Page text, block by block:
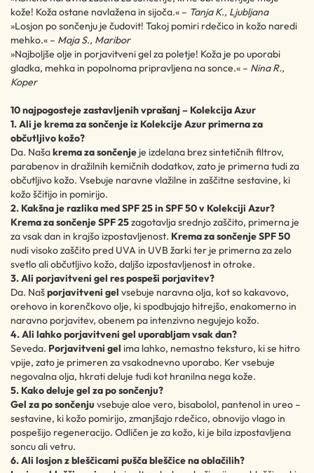
kože! Koža ostane navlažena in sijoča.« – Tanja K., Ljubljana
»Losjon po sončenju je čudovit! Takoj pomiri rdečico in kožo naredi
mehko.« – Maja S., Maribor
»Najboljše olje in porjavitveni gel za poletje! Koža je po uporabi
gladka, mehka in popolnoma pripravljena na sonce.« – Nina R.,
Koper
10 najpogosteje zastavljenih vprašanj – Kolekcija Azur
1. Ali je krema za sončenje iz Kolekcije Azur primerna za
občutljivo kožo?
Da. Našakrema za sončenje je izdelana brez sintetičnih filtrov,
parabenov in dražilnih kemičnih dodatkov, zato je primerna tudi za
občutljivo kožo. Vsebuje naravne vlažilne in zaščitne sestavine, ki
kožo ščitijo in pomirijo.
2. Kakšna je razlika med SPF 25 in SPF 50 v Kolekciji Azur?
Krema za sončenje SPF 25zagotavlja srednjo zaščito, primerna je
za vsak dan in krajšo izpostavljenost. Krema za sončenje SPF 50
nudi visoko zaščito pred UVA in UVB žarki ter je primerna za zelo
svetlo ali občutljivo kožo, daljšo izpostavljenost in otroke.
3. Ali porjavitveni gel res pospeši porjavitev?
Da. Našporjavitveni gel vsebuje naravna olja, kot so kakavovo,
orehovo in korenčkovo olje, ki spodbujajo hitrejšo, enakomerno in
naravno porjavitev, obenem pa intenzivno negujejo kožo.
4. Ali lahko porjavitveni gel uporabljam vsak dan?
Seveda. Porjavitveni gel ima lahko, nemastno teksturo, ki se hitro
vpije, zato je primeren za vsakodnevno uporabo. Ker vsebuje
negovalna olja, hkrati deluje tudi kot hranilna nega kože.
5. Kako deluje gel za po sončenju?
Gel za po sončenju vsebuje aloe vero, bisabolol, pantenol in ureo –
sestavine, ki kožo pomirijo, zmanjšajo rdečico, obnovijo vlago in
pospešijo regeneracijo. Odličen je za kožo, ki je bila izpostavljena
soncu ali vetru.
6. Ali losjon z bleščicami pušča bleščice na oblačilih?